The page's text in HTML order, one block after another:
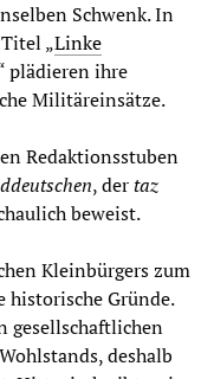
Schwenk. In
„Linke
plädieren ihre
Militäreinsätze.
Redaktionsstuben
, dertaz
beweist.
Kleinbürgers zum
Gründe.
gesellschaftlichen
deshalb